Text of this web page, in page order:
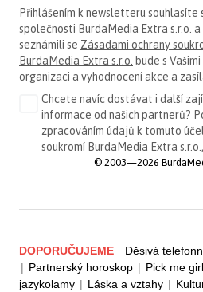
Přihlášením k newsletteru souhlasíte
společnosti BurdaMedia Extra s.r.o. a
seznámili se Zásadami ochrany
BurdaMedia Extra s.r.o. bude s
organizaci a vyhodnocení akce a
Chcete navíc dostávat i další
informace od našich partnerů?
zpracováním údajů k tomuto
soukromí BurdaMedia Extra s.r.o.
© 2003—2026
DOPORUČUJEME Děsivá
| Partnerský horoskop | Pick me girl
jazykolamy | Láska a vztahy |